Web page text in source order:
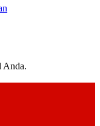
Anda.